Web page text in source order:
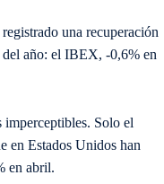
una recuperación
del año: el IBEX, -0,6% en
imperceptibles. Solo el
en Estados Unidos han
en abril.